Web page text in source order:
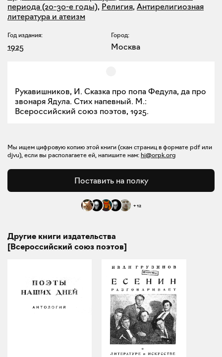
периода (20-30-е годы), Религия, Антирелигиозная
литература и атеизм
Год издания:
1925
Город:
Москва
Рукавишников, И. Сказка про попа Федула, да про
звонаря Ядула. Стих напевный. М.:
Всероссийский союз поэтов, 1925.
Мы ищем цифровую копию этой книги (скан страниц в формате pdf или
djvu), если вы располагаете ей, напишите нам: hi@orpk.org
Поставить на полку
+12
Другие книги издательства
[Всероссийский союз поэтов]